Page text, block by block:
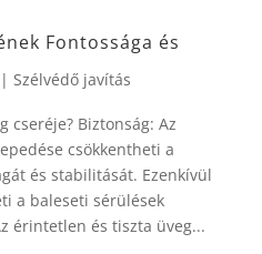
Fontossága és
Szélvédő javítás
cseréje? Biztonság: Az
csökkentheti a
és stabilitását. Ezenkívül
a baleseti sérülések
érintetlen és tiszta üveg...